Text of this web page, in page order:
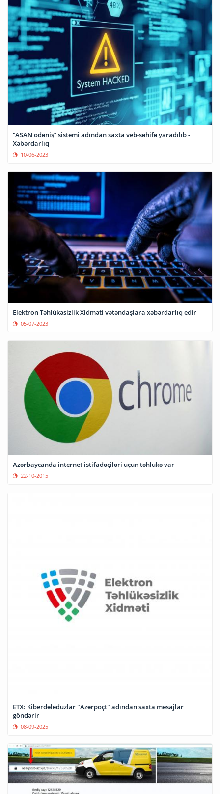
“ASAN ödəniş” sistemi adından saxta veb-səhifə yaradılıb -
Xəbərdarlıq
10-06-2023
Elektron Təhlükəsizlik Xidməti vətəndaşlara xəbərdarlıq edir
05-07-2023
Azərbaycanda internet istifadəçiləri üçün təhlükə var
22-10-2015
ETX: Kiberdələduzlar "Azərpoçt" adından saxta mesajlar
göndərir
08-09-2025